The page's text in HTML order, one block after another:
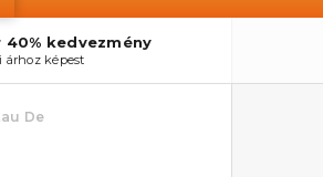
40% kedvezmény
árhoz képest
De